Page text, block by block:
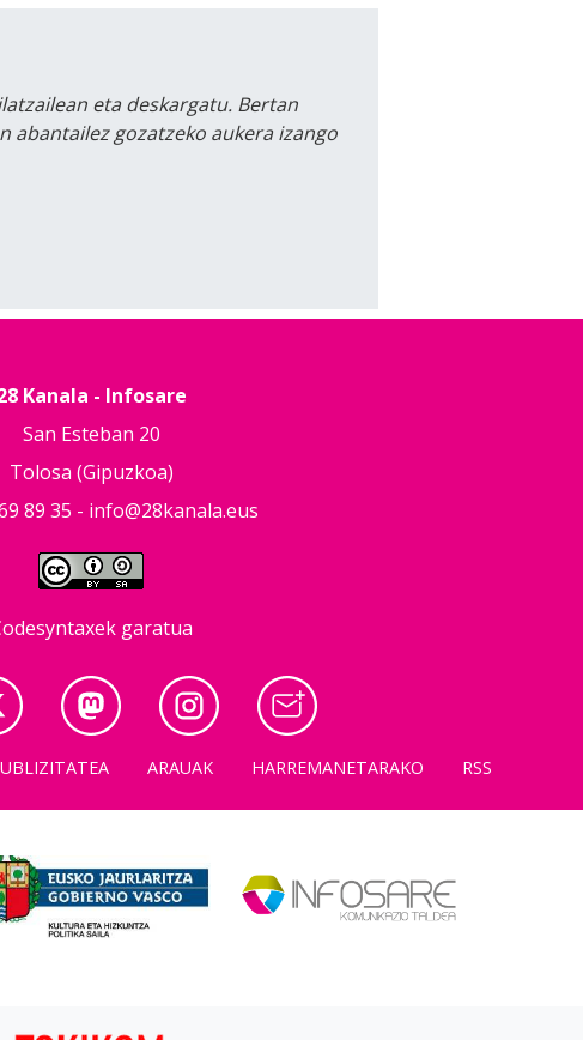
eta deskargatu. Bertan
gozatzeko aukera izango
Kanala - Infosare
San Esteban 20
Tolosa (Gipuzkoa)
89 35 - info@28kanala.eus
garatua
ARAUAK HARREMANETARAKO RSS